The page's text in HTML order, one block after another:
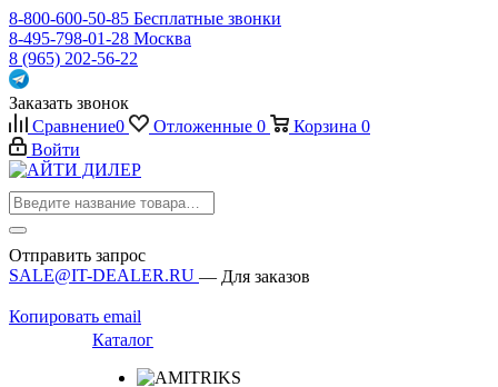
8-800-600-50-85 Бесплатные звонки
8-495-798-01-28 Москва
8 (965) 202-56-22
Заказать звонок
Сравнение0 Отложенные 0 Корзина 0
Войти
Отправить запрос
SALE@IT-DEALER.RU — Для заказов
Копировать email
Каталог